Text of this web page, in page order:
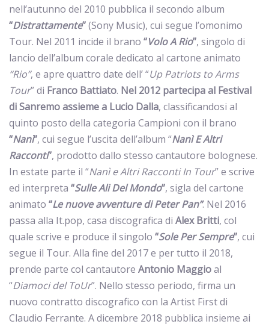
nell’autunno del 2010 pubblica il secondo album
“Distrattamente”(Sony Music), cui segue l’omonimo
Tour. Nel 2011 incide il brano “Volo A Rio”, singolo di
lancio dell’album corale dedicato al cartone animato
“Rio”, e apre quattro date dell’ “Up Patriots to Arms
Tour” di Franco Battiato. Nel 2012 partecipa al Festival
di Sanremo assieme a Lucio Dalla, classificandosi al
quinto posto della categoria Campioni con il brano
“Nanì”, cui segue l’uscita dell’album “Nanì E Altri
Racconti”, prodotto dallo stesso cantautore bolognese.
In estate parte il “Nanì e Altri Racconti In Tour” e scrive
ed interpreta “Sulle Ali Del Mondo”, sigla del cartone
animato “Le nuove avventure di Peter Pan”. Nel 2016
passa alla It.pop, casa discografica di Alex Britti, col
quale scrive e produce il singolo “Sole Per Sempre”, cui
segue il Tour. Alla fine del 2017 e per tutto il 2018,
prende parte col cantautore Antonio Maggioal
“Diamoci del ToUr”. Nello stesso periodo, firma un
nuovo contratto discografico con la Artist First di
Claudio Ferrante. A dicembre 2018 pubblica insieme ai